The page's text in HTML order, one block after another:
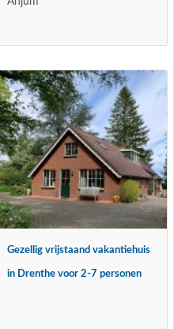
Gezellig vrijstaand vakantiehuis
in Drenthe voor 2-7 personen